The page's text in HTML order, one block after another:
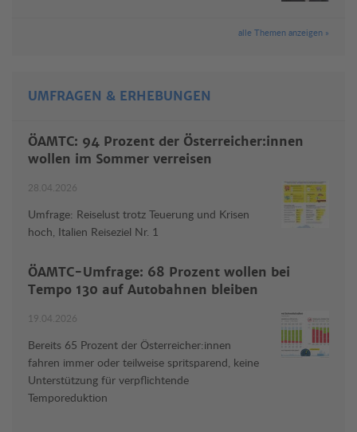
alle Themen anzeigen »
UMFRAGEN & ERHEBUNGEN
ÖAMTC: 94 Prozent der Österreicher:innen
wollen im Sommer verreisen
28.04.2026
Umfrage: Reiselust trotz Teuerung und Krisen
hoch, Italien Reiseziel Nr. 1
ÖAMTC-Umfrage: 68 Prozent wollen bei
Tempo 130 auf Autobahnen bleiben
19.04.2026
Bereits 65 Prozent der Österreicher:innen
fahren immer oder teilweise spritsparend, keine
Unterstützung für verpflichtende
Temporeduktion